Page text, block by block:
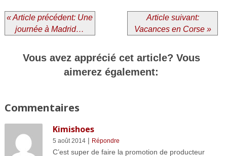
« Article précédent: Une
journée à Madrid…
Article suivant:
Vacances en Corse »
Vous avez apprécié cet article? Vous
aimerez également:
Commentaires
Kimishoes
5 août 2014| Répondre
C’est super de faire la promotion de producteur